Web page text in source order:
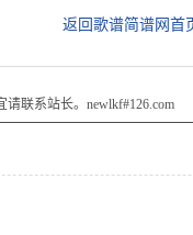
返回歌谱简谱网首
联系站长。newlkf#126.com